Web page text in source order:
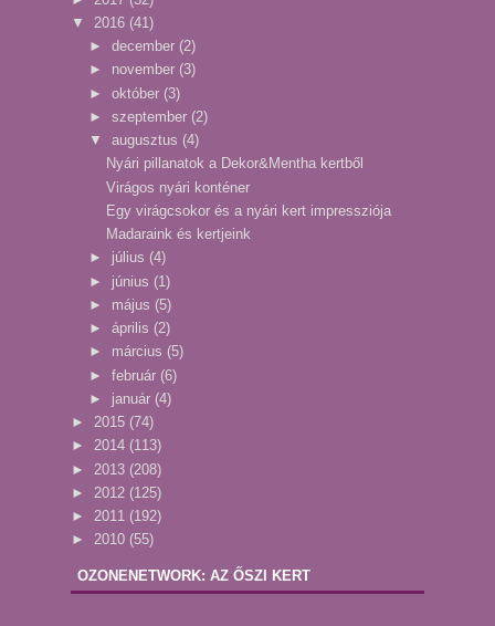
▼ 2016 (41)
► december (2)
► november (3)
► október (3)
► szeptember (2)
▼ augusztus (4)
Nyári pillanatok a Dekor&Mentha kertből
Virágos nyári konténer
Egy virágcsokor és a nyári kert impressziója
Madaraink és kertjeink
► július (4)
► június (1)
► május (5)
► április (2)
► március (5)
► február (6)
► január (4)
► 2015 (74)
► 2014 (113)
► 2013 (208)
► 2012 (125)
► 2011 (192)
► 2010 (55)
OZONENETWORK: AZ ŐSZI KERT